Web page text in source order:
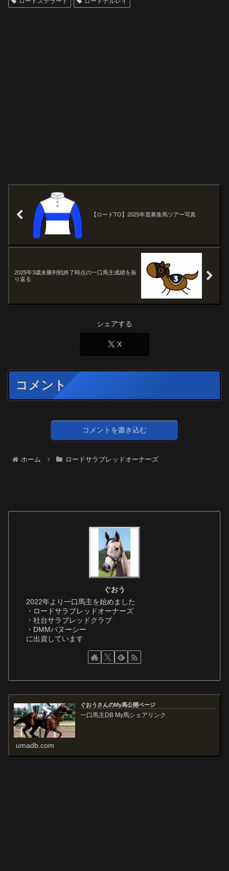
【ロードTO】2025年度募集馬ツアー写真
2025年3歳未勝利戦終了時点の一口馬主成績を振
り返る
シェアする
X
コメント
コメントを書き込む
ホーム ロードサラブレッドオーナーズ
ぐおう
2022年より一口馬主を始めました
・ロードサラブレッドオーナーズ
・社台サラブレッドクラブ
・DMMバヌーシー
に出資しています
ぐおうさんのMy馬公開ページ
一口馬主DB My馬シェアリンク
umadb.com